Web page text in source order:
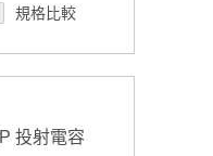
規格比較
投射電容